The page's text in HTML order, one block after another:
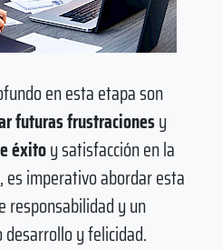
en esta etapa son
futuras frustracionesy
éxitoy satisfacción en la
es imperativo abordar esta
responsabilidad y un
y felicidad.